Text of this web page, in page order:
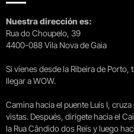
Nuestra dirección es:
Rua do Choupelo, 39
4400-088 Vila Nova de Gaia
Si vienes desde la Ribeira de
llegar a WOW.
Camina hacia el puente Luís I,
vistas. Después, dirígete hacia el
la Rua Cândido dos Reis y luego